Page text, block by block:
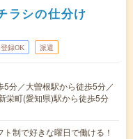
ラシの仕分け
録OK 派遣
分／大曽根駅から徒歩5分／
栄町(愛知県)駅から徒歩5分
制で好きな曜日で働ける！